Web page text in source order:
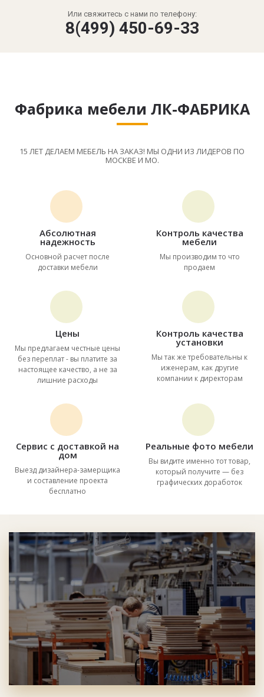
Или свяжитесь с нами по телефону:
8(499) 450-69-33
Фабрика мебели ЛК-ФАБРИКА
15 ЛЕТ ДЕЛАЕМ МЕБЕЛЬ НА ЗАКАЗ! МЫ ОДНИ ИЗ ЛИДЕРОВ ПО
МОСКВЕ И МО.
Абсолютная
надежность
Основной расчет после
доставки мебели
Контроль качества
мебели
Мы производим то что
продаем
Цены
Мы предлагаем честные цены
без переплат - вы платите за
настоящее качество, а не за
лишние расходы
Контроль качества
установки
Мы так же требовательны к
иженерам, как другие
компании к директорам
Сервис с доставкой на
дом
Выезд дизайнера-замерщика
и составление проекта
бесплатно
Реальные фото мебели
Вы видите именно тот товар,
который получите — без
графических доработок